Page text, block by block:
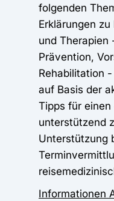
folgenden
Erklärungen
und Therapien
Prävention,
Rehabilitation
auf Basis der
Tipps für
unterstützend
Unterstützung
Informationen